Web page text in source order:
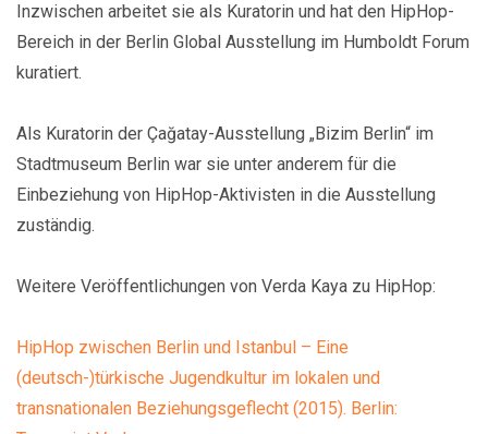
Inzwischen arbeitet sie als Kuratorin und hat den HipHop-
Bereich in der Berlin Global Ausstellung im Humboldt Forum
kuratiert.
Als Kuratorin der Çağatay-Ausstellung „Bizim Berlin“ im
Stadtmuseum Berlin war sie unter anderem für die
Einbeziehung von HipHop-Aktivisten in die Ausstellung
zuständig.
Weitere Veröffentlichungen von Verda Kaya zu HipHop:
HipHop zwischen Berlin und Istanbul – Eine
(deutsch-)türkische Jugendkultur im lokalen und
transnationalen Beziehungsgeflecht (2015). Berlin: